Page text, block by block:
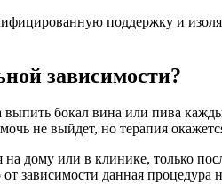
поддержку и
зависимости?
бокал вина или пива
не выйдет, но терапия
дому или в клинике, только
зависимости данная процедура